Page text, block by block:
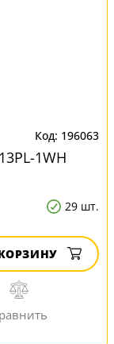
196063
1WH
29 шт.